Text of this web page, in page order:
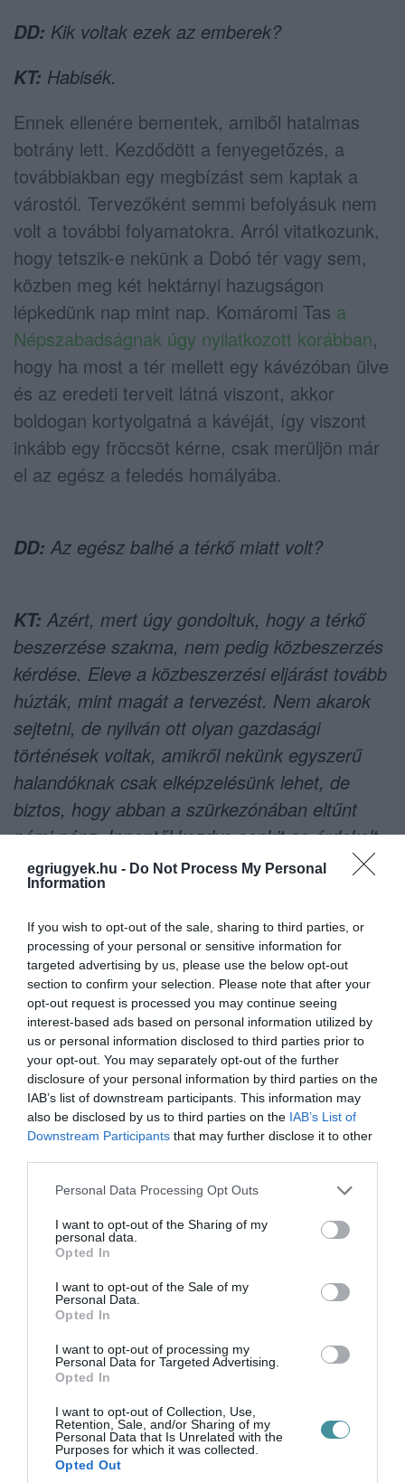
egriugyek.hu - Do Not Process My Personal
Information
If you wish to opt-out of the sale, sharing to third parties, or
processing of your personal or sensitive information for
targeted advertising by us, please use the below opt-out
section to confirm your selection. Please note that after your
opt-out request is processed you may continue seeing
interest-based ads based on personal information utilized by
us or personal information disclosed to third parties prior to
your opt-out. You may separately opt-out of the further
disclosure of your personal information by third parties on the
IAB’s list of downstream participants. This information may
also be disclosed by us to third parties on the IAB’s List of
Downstream Participants that may further disclose it to other
Please note that this website/app uses one or more Google
not limited to your visit or usage behaviour. You may click to
grant or deny consent to Google and its third-party tags to
use your data for below specified purposes in below Google
consent section.
Personal Data Processing Opt Outs
I want to opt-out of the Sharing of my
personal data.
Opted In
I want to opt-out of the Sale of my
Personal Data.
Opted In
I want to opt-out of processing my
Personal Data for Targeted Advertising.
Opted In
I want to opt-out of Collection, Use,
Retention, Sale, and/or Sharing of my
Personal Data that Is Unrelated with the
Purposes for which it was collected.
Opted Out
DD: Kik voltak ezek az emberek?
KT: Habisék.
Ennek ellenére bementek, amiből hatalmas
botrány lett. Kezdődött a fenyegetőzés, a
továbbiakban egy megbízást sem kaptak a
várostól. Tervezőként semmi befolyásuk nem
volt a további folyamatokra. Arról vitatkozunk,
hogy tetszik-e nekünk a Dobó tér vagy sem,
közben meg két hektárnyi hazugságon
lépkedünk nap mint nap. Komáromi Tas a
Népszabadságnak úgy nyilatkozott korábban,
hogy ha most a tér mellett egy kávézóban ülve
és az eredeti terveit látná viszont, akkor
boldogan kortyolgatná a kávéját, így viszont
inkább egy fröccsöt kérne, csak merüljön már
el az egész a feledés homályába.
DD: Az egész balhé a térkő miatt volt?
KT: Azért, mert úgy gondoltuk, hogy a térkő
beszerzése szakma, nem pedig közbeszerzés
kérdése. Eleve a közbeszerzési eljárást tovább
húzták, mint magát a tervezést. Nem akarok
sejtetni, de nyilván ott olyan gazdasági
történések voltak, amikről nekünk egyszerű
halandóknak csak elképzelésünk lehet, de
biztos, hogy abban a szürkezónában eltűnt
némi pénz. Innentől kezdve senkit se érdekelt
a szakma, rohadtul mérges voltam. A mi
terveinkhez köze nem volt az egész eljárásnak.
A csirkehálóban három kőanyag közül lehetett
választani, de legalább a legkevésbé silányt
választották. Habár a tervezés specifikációi
miatt nem is jöhetett ki volna győztesként, mint
a gyergyói andezit. A politika az elhúzódó
közbeszerzésbe burkolózott, arra hivatkoztak,
hogy késő változtatni, a bányavidéknek nincs
kapacitása, hogy ekkora területet lefedjen.
A burkolattal aztán minden évben történt vele
röhögött. Talán mindenki emlékszik arra,
amikor 2016-ban
szökőkútban. Egy évvel később szinténegy
munkagép dőlt be
napján. Ez volt az a nap, amikor Nyitrai Zsolt
agymenése miatt bezáratták az éttermeket és
mindenkit elküldtek a térről, csak azért, hogy